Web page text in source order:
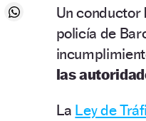
Un conductor
policía de
las
La Ley de